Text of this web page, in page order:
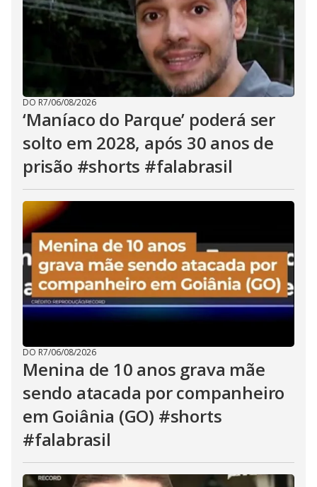
DO R7/06/08/2026
‘Maníaco do Parque’ poderá ser
solto em 2028, após 30 anos de
prisão #shorts #falabrasil
DO R7/06/08/2026
Menina de 10 anos grava mãe
sendo atacada por companheiro
em Goiânia (GO) #shorts
#falabrasil